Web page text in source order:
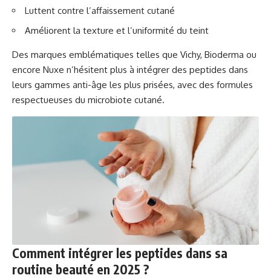
Luttent contre l’affaissement cutané
Améliorent la texture et l’uniformité du teint
Des marques emblématiques telles que Vichy, Bioderma ou
encore Nuxe n’hésitent plus à intégrer des peptides dans
leurs gammes anti-âge les plus prisées, avec des formules
respectueuses du microbiote cutané.
Comment intégrer les peptides dans sa
routine beauté en 2025 ?